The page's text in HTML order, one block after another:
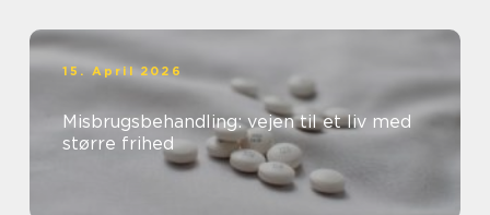
15. April 2026
Misbrugsbehandling: vejen til et liv med
større frihed